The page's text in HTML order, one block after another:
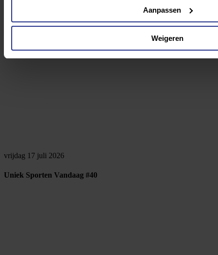
Aanpassen
Weigeren
vrijdag 17 juli 2026
Uniek Sporten Vandaag #40